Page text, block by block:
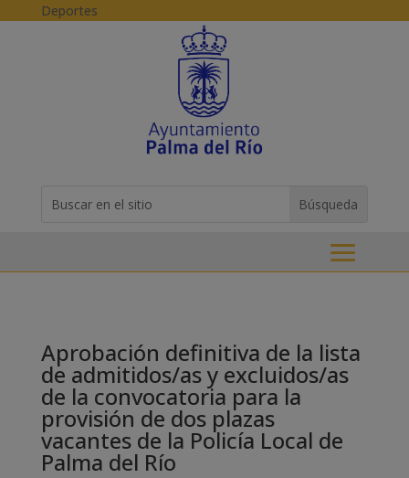
Skip to content
Deportes
for...
Aprobación definitiva de la lista
de admitidos/as y excluidos/as
de la convocatoria para la
provisión de dos plazas
vacantes de la Policía Local de
Palma del Río